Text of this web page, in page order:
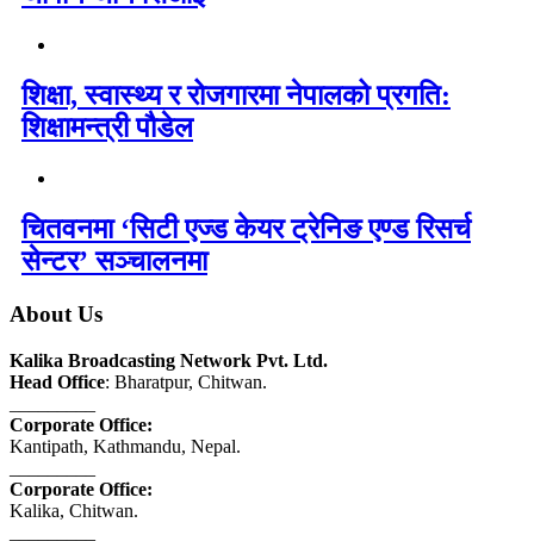
शिक्षा, स्वास्थ्य र रोजगारमा नेपालको प्रगति:
शिक्षामन्त्री पौडेल
चितवनमा ‘सिटी एज्ड केयर ट्रेनिङ एण्ड रिसर्च
सेन्टर’ सञ्चालनमा
About Us
Kalika Broadcasting Network Pvt. Ltd.
Head Office: Bharatpur, Chitwan.
Corporate Office:
Kantipath, Kathmandu, Nepal.
Corporate Office:
Kalika, Chitwan.